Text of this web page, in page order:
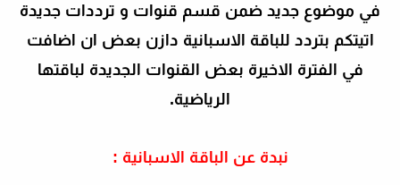
في موضوع جديد ضمن قسم قنوات و ترددات جديدة
اتيتكم بتردد للباقة الاسبانية دازن بعض ان اضافت
في الفترة الاخيرة بعض القنوات الجديدة لباقتها
الرياضية.
نبدة عن الباقة الاسبانية :